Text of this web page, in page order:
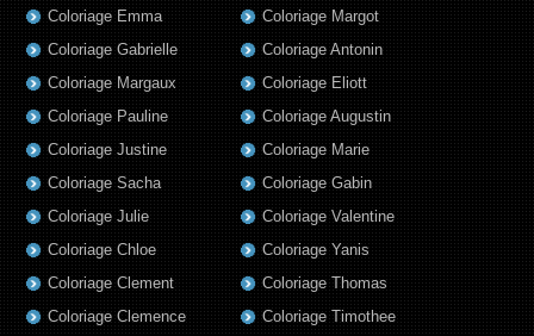
Coloriage Emma
Coloriage Gabrielle
Coloriage Margot
Coloriage Antonin
Coloriage Margaux
Coloriage Pauline
Coloriage Justine
Coloriage Sacha
Coloriage Julie
Coloriage Chloe
Coloriage Clement
Coloriage Clemence
Coloriage Eliott
Coloriage Augustin
Coloriage Marie
Coloriage Gabin
Coloriage Valentine
Coloriage Yanis
Coloriage Thomas
Coloriage Timothee